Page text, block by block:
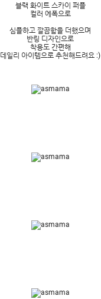
블랙 화이트 스카이 퍼플
컬러 에폭으로
심플하고 깔끔함을 더했으며
반링 디자인으로
착용도 간편해
데일리 아이템으로 추천해드려요 :)